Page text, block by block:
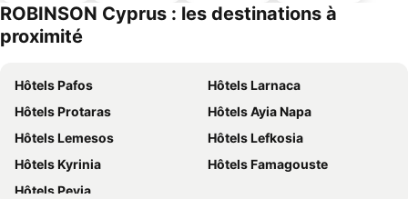
ROBINSON Cyprus : les destinations à
proximité
Hôtels Pafos
Hôtels Larnaca
Hôtels Protaras
Hôtels Ayia Napa
Hôtels Lemesos
Hôtels Lefkosia
Hôtels Kyrinia
Hôtels Famagouste
Hôtels Peyia